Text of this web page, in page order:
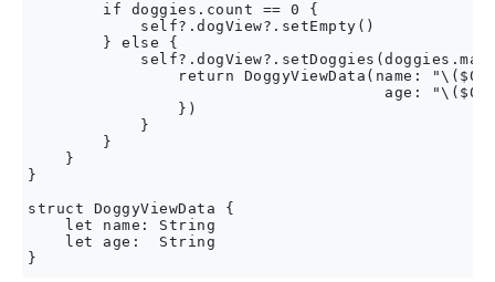
        if doggies.count == 0 {
            self?.dogView?.setEmpty()
        } else {
self?.dogView?.setDoggies(doggies.map
return DoggyViewData(name:
age:
                })
            }
        }
    }
}
struct DoggyViewData {
    let name: String
    let age:  String